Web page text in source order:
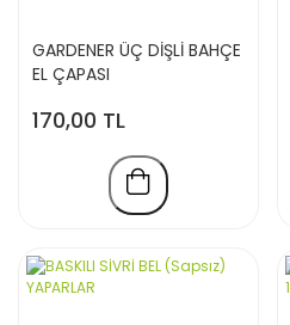
GARDENER ÜÇ DİŞLİ BAHÇE
EL ÇAPASI
170,00 TL